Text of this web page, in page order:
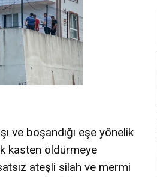
ve boşandığı eşe yönelik
kasten öldürmeye
ateşli silah ve mermi